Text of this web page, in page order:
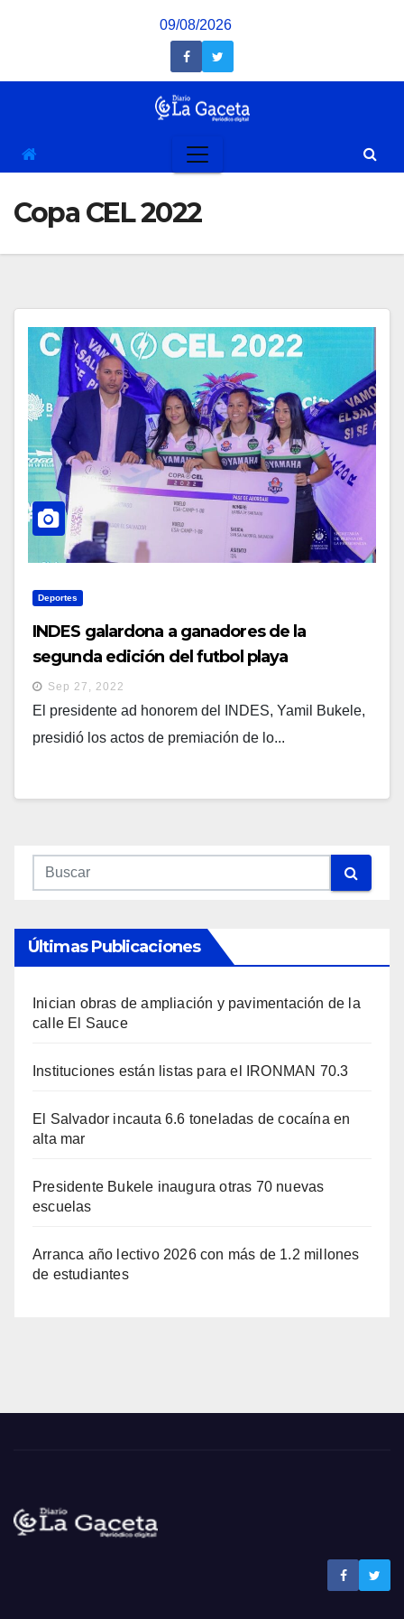
09/08/2026
Copa CEL 2022
Deportes
INDES galardona a ganadores de la
segunda edición del futbol playa
Sep 27, 2022
El presidente ad honorem del INDES, Yamil Bukele,
presidió los actos de premiación de lo...
Últimas Publicaciones
Inician obras de ampliación y pavimentación de la
calle El Sauce
Instituciones están listas para el IRONMAN 70.3
El Salvador incauta 6.6 toneladas de cocaína en
alta mar
Presidente Bukele inaugura otras 70 nuevas
escuelas
Arranca año lectivo 2026 con más de 1.2 millones
de estudiantes